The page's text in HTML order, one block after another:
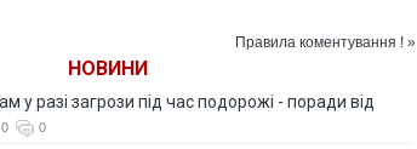
Правила коментування ! »
НОВИНИ
у разі загрози під час подорожі - поради від
0 0